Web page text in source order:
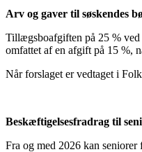
Arv og gaver til søskendes
Tillægsboafgiften på 25 % ved
omfattet af en afgift på 15 %,
Når forslaget er vedtaget i
Beskæftigelsesfradrag til
Fra og med 2026 kan